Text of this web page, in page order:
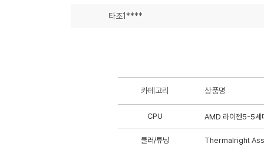
타조1****
카테고리 상품명
CPU AMD 라이젠5-5세
쿨러/튜닝 Thermalright